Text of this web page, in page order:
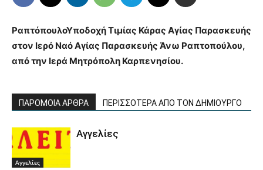
ΡαπτόπουλοΥποδοχή Τιμίας Κάρας Αγίας Παρασκευής
στον Ιερό Ναό Αγίας Παρασκευής Άνω Ραπτοπούλου,
από την Ιερά Μητρόπολη Καρπενησίου.
ΠΑΡΟΜΟΙΑ ΑΡΘΡΑ ΠΕΡΙΣΣΟΤΕΡΑ ΑΠΟ ΤΟΝ ΔΗΜΙΟΥΡΓΟ
Αγγελίες
Αγγελίες